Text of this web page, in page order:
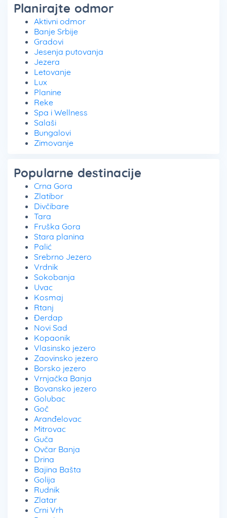
Planirajte odmor
Aktivni odmor
Banje Srbije
Gradovi
Jesenja putovanja
Jezera
Letovanje
Lux
Planine
Reke
Spa i Wellness
Salaši
Bungalovi
Zimovanje
Popularne destinacije
Crna Gora
Zlatibor
Divčibare
Tara
Fruška Gora
Stara planina
Palić
Srebrno Jezero
Vrdnik
Sokobanja
Uvac
Kosmaj
Rtanj
Đerdap
Novi Sad
Kopaonik
Vlasinsko jezero
Zaovinsko jezero
Borsko jezero
Vrnjačka Banja
Bovansko jezero
Golubac
Goč
Aranđelovac
Mitrovac
Guča
Ovčar Banja
Drina
Bajina Bašta
Golija
Rudnik
Zlatar
Crni Vrh